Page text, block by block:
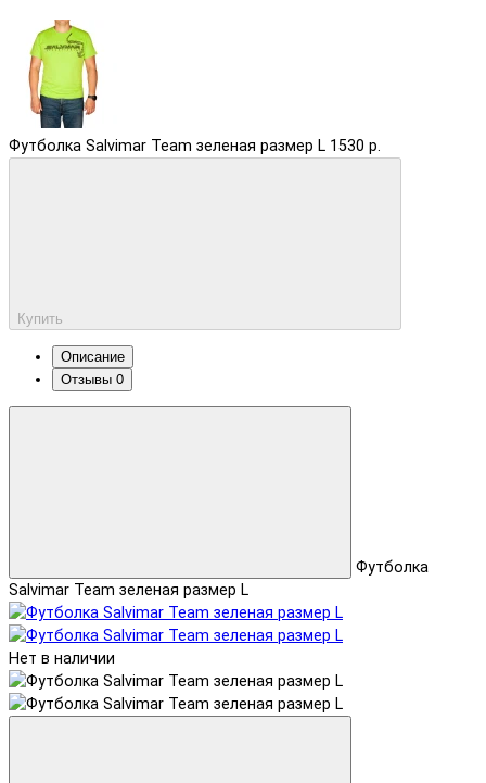
Футболка Salvimar Team зеленая размер L 1530 р.
Купить
Описание
Отзывы 0
Футболка
Salvimar Team зеленая размер L
Нет в наличии